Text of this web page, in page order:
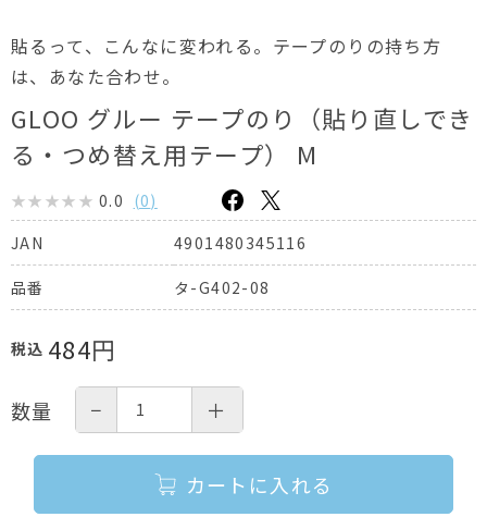
貼るって、こんなに変われる。テープのりの持ち方
は、あなた合わせ。
GLOO グルー テープのり（貼り直しでき
る・つめ替え用テープ） M
0.0 (0)
JAN
4901480345116
品番 タ-G402-08
税込 484円
数量 − ＋
カートに入れる